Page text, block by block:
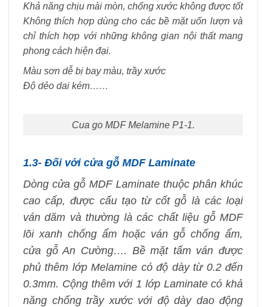
Khả năng chịu mài mòn, chống xước không được tốt
Không thích hợp dùng cho các bề mặt uốn lượn và
chỉ thích hợp với những không gian nội thất mang
phong cách hiện đại.
Màu sơn dễ bị bay màu, trầy xước
Độ dẻo dai kém……
Cua go MDF Melamine P1-1.
1.3- Đối với cửa gỗ MDF Laminate
Dòng cửa gỗ MDF Laminate thuộc phân khúc
cao cấp, được cấu tạo từ cốt gỗ là các loại
ván dăm và thường là các chất liệu gỗ MDF
lõi xanh chống ẩm hoặc ván gỗ chống ẩm,
cửa gỗ An Cường…. Bề mặt tấm ván được
phủ thêm lớp Melamine có độ dày từ 0.2 đến
0.3mm. Cộng thêm với 1 lớp Laminate có khả
năng chống trầy xước với độ dày dao động